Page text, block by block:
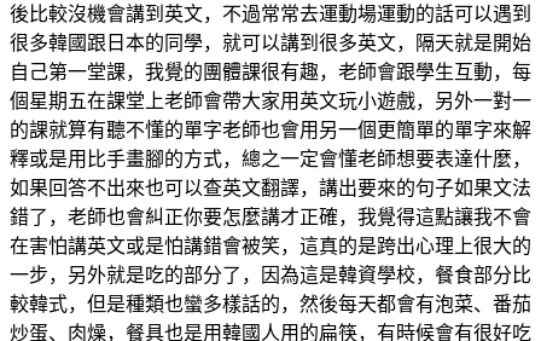
後比較沒機會講到英文，不過常常去運動場運動的話可以遇到
很多韓國跟日本的同學，就可以講到很多英文，隔天就是開始
自己第一堂課，我覺的團體課很有趣，老師會跟學生互動，每
個星期五在課堂上老師會帶大家用英文玩小遊戲，另外一對一
的課就算有聽不懂的單字老師也會用另一個更簡單的單字來解
釋或是用比手畫腳的方式，總之一定會懂老師想要表達什麼，
如果回答不出來也可以查英文翻譯，講出要來的句子如果文法
錯了，老師也會糾正你要怎麼講才正確，我覺得這點讓我不會
在害怕講英文或是怕講錯會被笑，這真的是跨出心理上很大的
一步，另外就是吃的部分了，因為這是韓資學校，餐食部分比
較韓式，但是種類也蠻多樣話的，然後每天都會有泡菜、番茄
炒蛋、肉燥，餐具也是用韓國人用的扁筷，有時候會有很好吃